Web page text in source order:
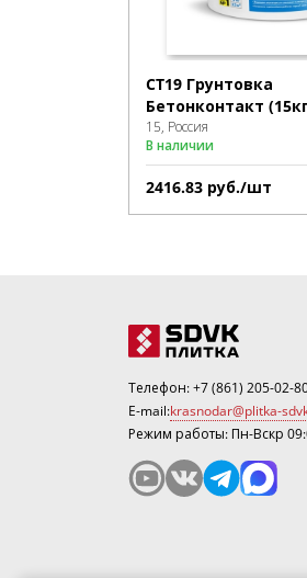
CT19 Грунтовка
Бетонконтакт
15, Россия
В наличии
2416.83 руб./шт
Телефон:+7 (861) 205-02-
E-mail:krasnodar@plitka-
Режим работы: Пн-Вскр